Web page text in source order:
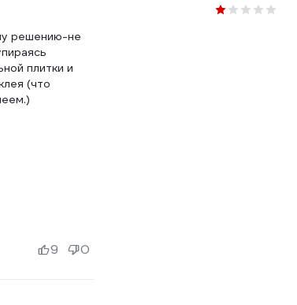
решению-не
плитки и
(что
9 0